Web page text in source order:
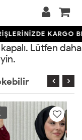
KARGO
Lütfen daha